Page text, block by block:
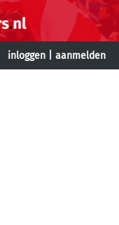
inloggen aanmelden